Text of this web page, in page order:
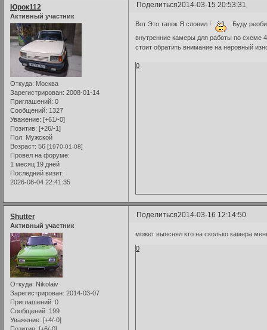
Поделиться2014-03-15 20:53:31
Юрок112
Активный участник
Откуда: Москва
Зарегистрирован: 2008-01-14
Приглашений: 0
Сообщений: 1327
Уважение: [+61/-0]
Позитив: [+26/-1]
Пол: Мужской
Возраст: 56 [1970-01-08]
Провел на форуме:
1 месяц 19 дней
Последний визит:
2026-08-04 22:41:35
Вот Это тапок Я словил !
Буду
внутренние камеры для работы по схеме
стоит обратить внимание на неровный
0
Поделиться2014-03-16 12:14:50
Shutter
Активный участник
Откуда: Nikolaiv
Зарегистрирован: 2014-03-07
Приглашений: 0
Сообщений: 199
Уважение: [+4/-0]
может выяснял кто на сколько камера
0